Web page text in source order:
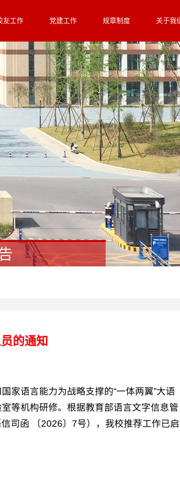
友工作 党建工作 规章制度 关于我
的通知
家语言能力为战略支撑的“一体两翼”大语
等机构研修。根据教育部语言文字信息管
司函 〔2026〕7号），我校推荐工作已启